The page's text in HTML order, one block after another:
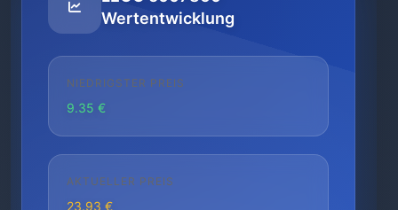
Wertentwicklung
NIEDRIGSTER PREIS
9.35 €
AKTUELLER PREIS
23.93 €